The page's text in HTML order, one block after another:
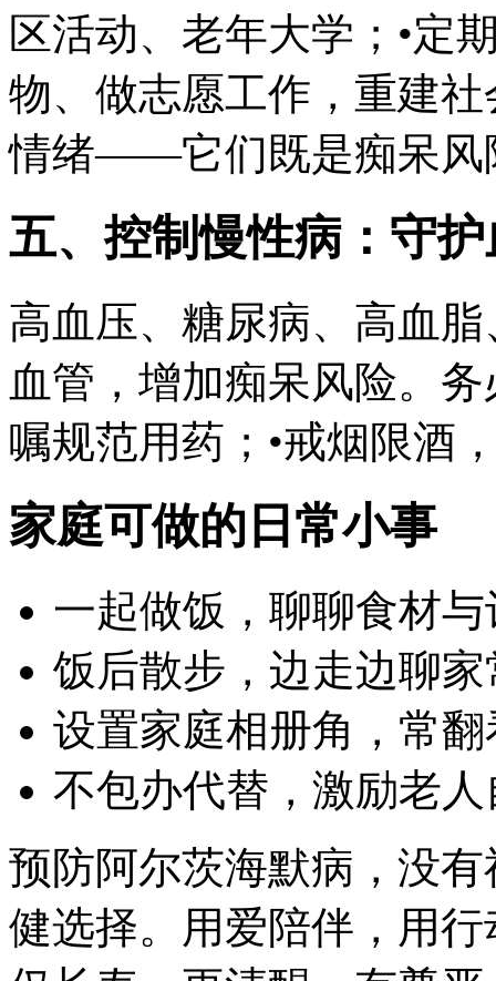
区活动、老年大学；•定
物、做志愿工作，重建
情绪——它们既是痴呆风
五、控制慢性病：守
高血压、糖尿病、高血
血管，增加痴呆风险。
嘱规范用药；•戒烟限酒
家庭可做的日常小事
一起做饭，聊聊食材
饭后散步，边走边聊家
设置家庭相册角，常
不包办代替，激励老
预防阿尔茨海默病，没
健选择。用爱陪伴，用